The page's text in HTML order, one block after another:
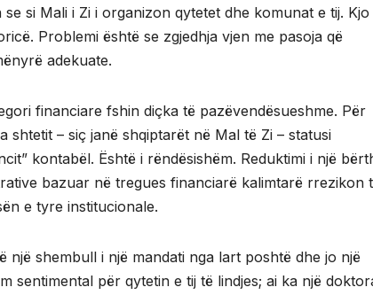
si Mali i Zi i organizon qytetet dhe komunat e tij. Kjo
Problemi është se zgjedhja vjen me pasoja që
adekuate.
financiare fshin diçka të pazëvendësueshme. Për
– siç janë shqiptarët në Mal të Zi – statusi
kontabël. Është i rëndësishëm. Reduktimi i një
bazuar në tregues financiarë kalimtarë rrezikon
e tyre institucionale.
një shembull i një mandati nga lart poshtë dhe jo një
sentimental për qytetin e tij të lindjes; ai ka një